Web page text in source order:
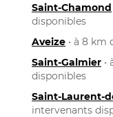
Saint-Chamond
disponibles
Aveize • à 8 km
Saint-Galmier •
disponibles
Saint-Laurent-
intervenants